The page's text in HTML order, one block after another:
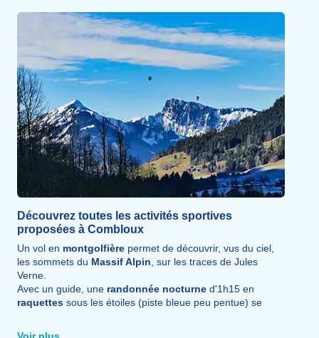
Découvrez toutes les activités sportives
proposées à Combloux
Un vol en montgolfière permet de découvrir, vus du ciel,
les sommets du Massif Alpin, sur les traces de Jules
Verne.
Avec un guide, une randonnée nocturne d'1h15 en
raquettes sous les étoiles (piste bleue peu pentue) se
un tipi, puis une nuit confortable en igloo,